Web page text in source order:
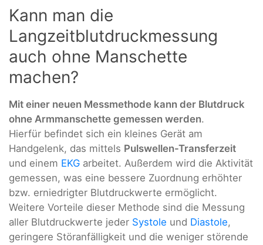
Kann man die
Langzeitblutdruckmessung
auch ohne Manschette
machen?
Mit einer neuen Messmethode kann der Blutdruck
ohne Armmanschette gemessen werden.
Hierfür befindet sich ein kleines Gerät am
Handgelenk, das mittels Pulswellen-Transferzeit
und einem EKG arbeitet. Außerdem wird die Aktivität
gemessen, was eine bessere Zuordnung erhöhter
bzw. erniedrigter Blutdruckwerte ermöglicht.
Weitere Vorteile dieser Methode sind die Messung
aller Blutdruckwerte jeder Systole und Diastole,
geringere Störanfälligkeit und die weniger störende